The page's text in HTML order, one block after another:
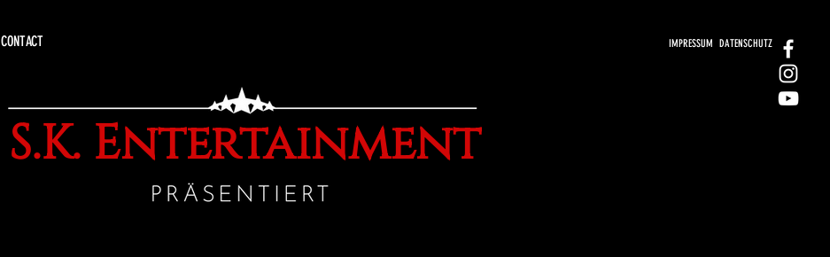
CONTACT IMPRESSUM DATENSCHUTZ
S.K. Entertainment